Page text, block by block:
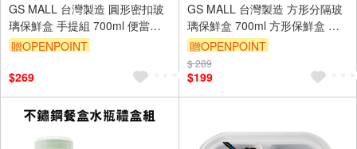
GS MALL 台灣製造 圓形密扣玻
璃保鮮盒 手提組 700ml 便當盒
圓形盒 密扣盒 玻璃盒 保鮮盒
贈OPENPOINT
$269
GS MALL 台灣製造 方形分隔玻
璃保鮮盒 700ml 方形保鮮盒 玻
璃便當盒 方形 便當盒 玻璃保鮮
盒 保鮮盒
贈OPENPOINT
$ 289
$199